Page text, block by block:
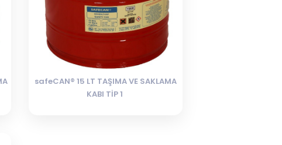
safeCAN® 15 LT TAŞIMA VE SAKLAMA
KABI TİP 1